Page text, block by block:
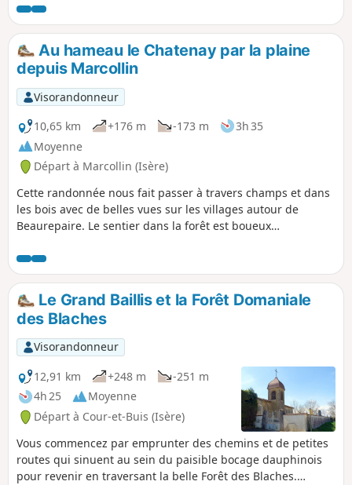
de grosses pluies, car trois gués sont à franchir.
Au hameau le Chatenay par la plaine
depuis Marcollin
Visorandonneur
10,65 km
+176 m -173 m
3h 35
Moyenne
Départ à Marcollin (Isère)
Cette randonnée nous fait passer à travers champs et dans
les bois avec de belles vues sur les villages autour de
Beaurepaire. Le sentier dans la forêt est boueux
RANDONNEURS (SES) QUI PARCOURENT MES RANDONNEES
vous pouvez mettre des photos en indiquant l'emplacement
sur le circuit.
Le Grand Baillis et la Forêt Domaniale
des Blaches
Visorandonneur
12,91 km
+248 m
-251 m
4h 25
Moyenne
Départ à Cour-et-Buis (Isère)
Vous commencez par emprunter des chemins et de petites
routes qui sinuent au sein du paisible bocage dauphinois
pour revenir en traversant la belle Forêt des Blaches.